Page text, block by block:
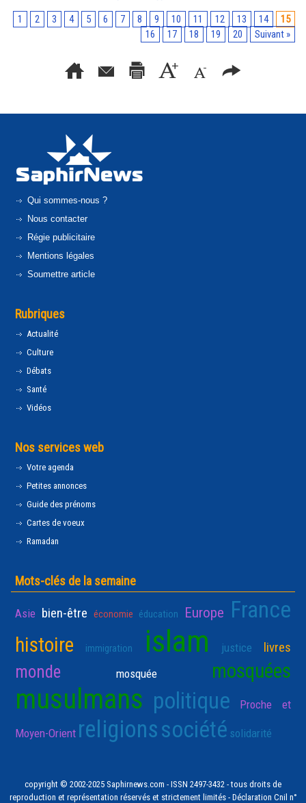
1
2 3 4 5 6 7 8 9 10 11 12 13 14
15
16
17 18 19 20 Suivant »
Qui sommes-nous ?
Nous contacter
Régie publicitaire
Mentions légales
Soumettre article
Rubriques
Actualité
Culture
Débats
Santé
Vidéos
Nos services web
Votre agenda
Petites annonces
Guide des prénoms
Cartes de voeux
Ramadan
Mots-clés de la semaine
Asie bien-être économie éducation Europe France
histoire immigration islam justice livres
monde mosquée mosquées
musulmans politique Proche et
Moyen-Orient religionssociété solidarité
copyright © 2002-2025 Saphirnews.com - ISSN 2497-3432 - tous droits de
reproduction et représentation réservés et strictement limités - Déclaration Cnil n°